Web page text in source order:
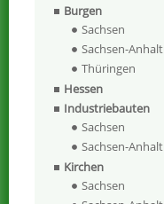
Burgen
Sachsen
Sachsen-Anhalt
Thüringen
Hessen
Industriebauten
Sachsen
Sachsen-Anhalt
Kirchen
Sachsen